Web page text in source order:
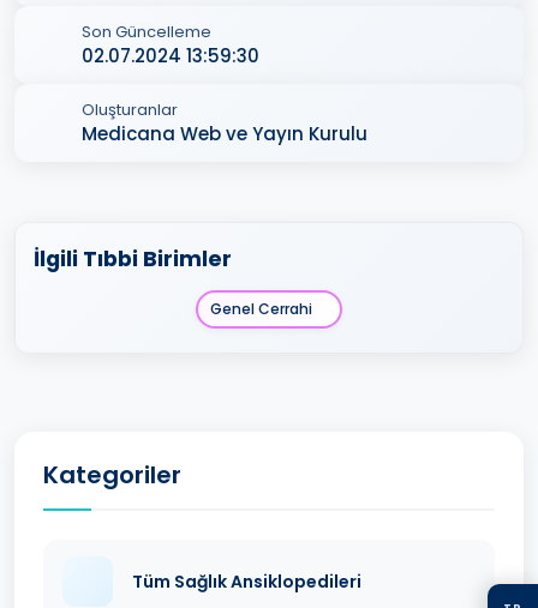
Son Güncelleme
02.07.2024 13:59:30
Oluşturanlar
Medicana Web ve Yayın Kurulu
İlgili Tıbbi Birimler
Genel Cerrahi
Kategoriler
Tüm Sağlık Ansiklopedileri